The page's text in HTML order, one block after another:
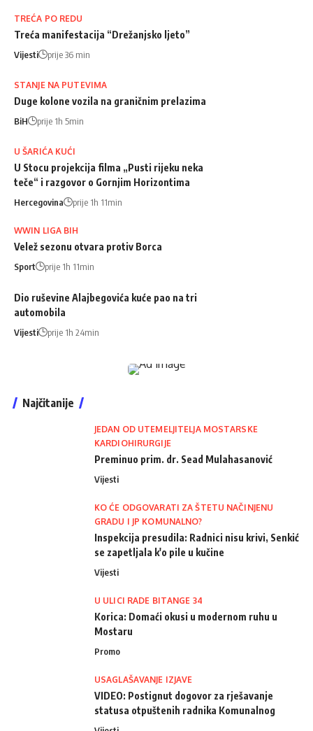
TREĆA PO REDU
Treća manifestacija “Drežanjsko ljeto”
Vijesti prije 36 min
STANJE NA PUTEVIMA
Duge kolone vozila na graničnim prelazima
BiH prije 1h 5min
U ŠARIĆA KUĆI
U Stocu projekcija filma „Pusti rijeku neka
teče“ i razgovor o Gornjim Horizontima
Hercegovina prije 1h 11min
WWIN LIGA BIH
Velež sezonu otvara protiv Borca
Sport prije 1h 11min
Dio ruševine Alajbegovića kuće pao na tri
automobila
Vijesti prije 1h 24min
Najčitanije
JEDAN OD UTEMELJITELJA MOSTARSKE
KARDIOHIRURGIJE
Preminuo prim. dr. Sead Mulahasanović
Vijesti
KO ĆE ODGOVARATI ZA ŠTETU NAČINJENU
GRADU I JP KOMUNALNO?
Inspekcija presudila: Radnici nisu krivi, Senkić
se zapetljala k'o pile u kučine
Vijesti
U ULICI RADE BITANGE 34
Korica: Domaći okusi u modernom ruhu u
Mostaru
Promo
USAGLAŠAVANJE IZJAVE
VIDEO: Postignut dogovor za rješavanje
statusa otpuštenih radnika Komunalnog